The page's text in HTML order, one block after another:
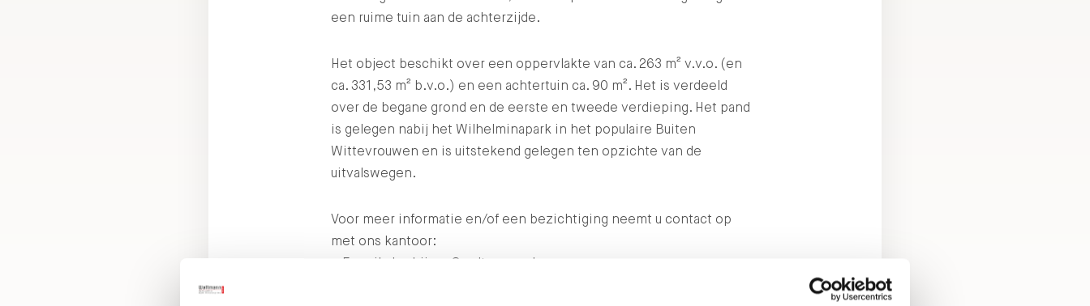
een ruime tuin aan de achterzijde.
Het object beschikt over een oppervlakte van ca. 263 m² v.v.o. (en
ca. 331,53 m² b.v.o.) en een achtertuin ca. 90 m². Het is verdeeld
over de begane grond en de eerste en tweede verdieping. Het pand
is gelegen nabij het Wilhelminapark in het populaire Buiten
Wittevrouwen en is uitstekend gelegen ten opzichte van de
uitvalswegen.
Voor meer informatie en/of een bezichtiging neemt u contact op
met ons kantoor:
– E-mail : bedrijven@waltmann.nl